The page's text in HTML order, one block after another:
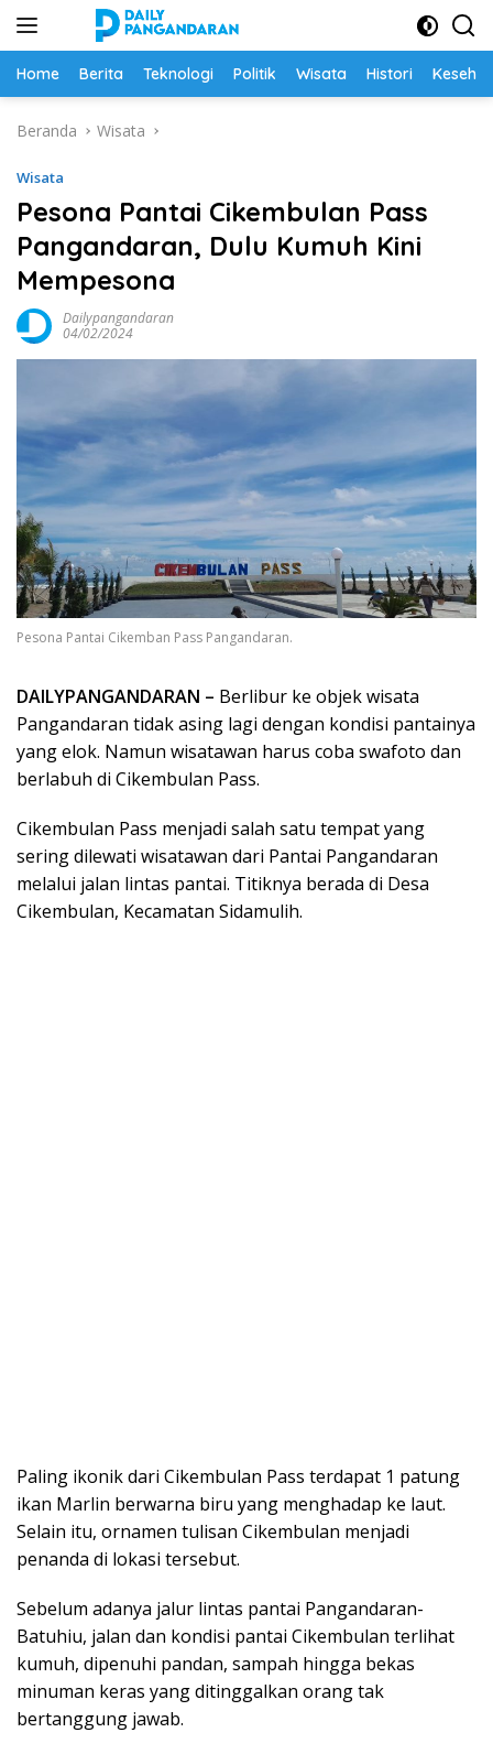
Home Berita Teknologi Politik Wisata Histori
Beranda Wisata
Wisata
Pesona Pantai Cikembulan Pass
Pangandaran, Dulu Kumuh Kini
Mempesona
Dailypangandaran
04/02/2024
Pesona Pantai Cikemban Pass Pangandaran.
DAILYPANGANDARAN – Berlibur ke objek wisata
Pangandaran tidak asing lagi dengan kondisi pantainya
yang elok. Namun wisatawan harus coba swafoto dan
berlabuh di Cikembulan Pass.
Cikembulan Pass menjadi salah satu tempat yang
sering dilewati wisatawan dari Pantai Pangandaran
melalui jalan lintas pantai. Titiknya berada di Desa
Cikembulan, Kecamatan Sidamulih.
Paling ikonik dari Cikembulan Pass terdapat 1 patung
ikan Marlin berwarna biru yang menghadap ke laut.
Selain itu, ornamen tulisan Cikembulan menjadi
penanda di lokasi tersebut.
Sebelum adanya jalur lintas pantai Pangandaran-
Batuhiu, jalan dan kondisi pantai Cikembulan terlihat
kumuh, dipenuhi pandan, sampah hingga bekas
minuman keras yang ditinggalkan orang tak
bertanggung jawab.